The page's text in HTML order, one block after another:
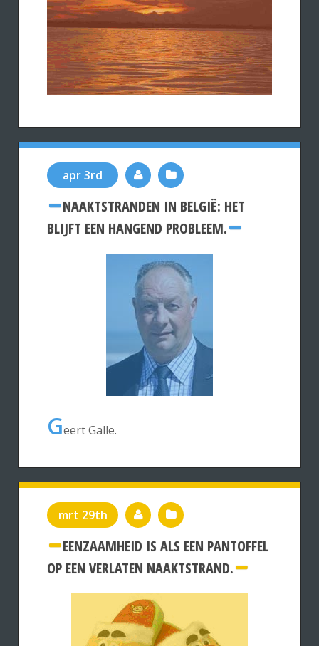
apr 3rd
NAAKTSTRANDEN IN BELGIË: HET
BLIJFT EEN HANGEND PROBLEEM.
Geert Galle.
mrt 29th
EENZAAMHEID IS ALS EEN PANTOFFEL
OP EEN VERLATEN NAAKTSTRAND.